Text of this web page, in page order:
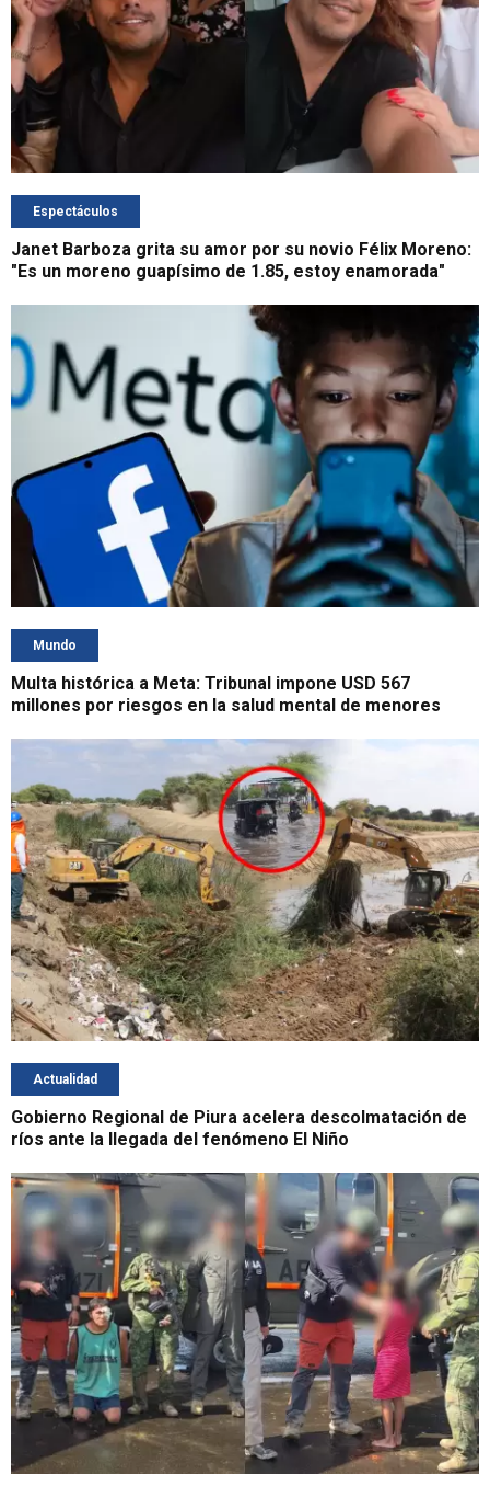
Espectáculos
Janet Barboza grita su amor por su novio Félix Moreno:
"Es un moreno guapísimo de 1.85, estoy enamorada"
Mundo
Multa histórica a Meta: Tribunal impone USD 567
millones por riesgos en la salud mental de menores
Actualidad
Gobierno Regional de Piura acelera descolmatación de
ríos ante la llegada del fenómeno El Niño